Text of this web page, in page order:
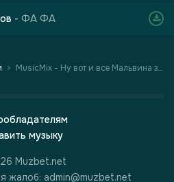
- ФА ФА
MusicMix - Ну вот и все Мальвина загуляла
музыку
Muzbet.net
жалоб: admin@muzbet.net